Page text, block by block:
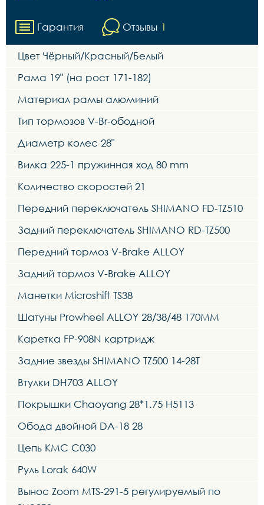
Гарантия Отзывы 1
Цвет Чёрный/Красный/Белый
Рама 19" (на рост 171-182)
Материал рамы алюминий
Тип тормозов V-Br-ободной
Диаметр колес 28"
Вилка 225-1 пружинная ход 80 mm
Количество скоростей 21
Передний переключатель SHIMANO FD-TZ510
Задний переключатель SHIMANO RD-TZ500
Передний тормоз V-Brake ALLOY
Задний тормоз V-Brake ALLOY
Манетки Microshift TS38
Шатуны Prowheel ALLOY 28/38/48 170MM
Каретка FP-908N картридж
Задние звезды SHIMANO TZ500 14-28T
Втулки DH703 ALLOY
Покрышки Chaoyang 28*1.75 H5113
Обода двойной DA-18 28
Цепь KMC C030
Руль Lorak 640W
Вынос Zoom MTS-291-5 регулируемый по